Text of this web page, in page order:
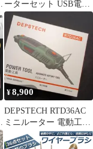
ーターセット USB電源
ペンルーター 電動 研磨
¥8,900
DEPSTECH RTD36AC
ミニルーター 電動工具
本体